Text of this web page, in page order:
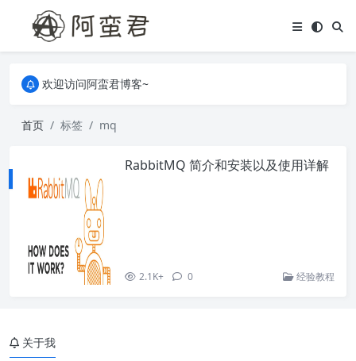
关于本站，有任何疑问都可以评论或留言。
欢迎访问阿蛮君博客~
欢迎访问阿蛮君博客~
首页 标签 mq
RabbitMQ 简介和安装以及使用详解
2.1K+ 0 经验教程
关于我